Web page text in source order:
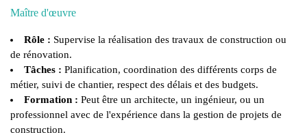
Maître d'œuvre
Rôle : Supervise la réalisation des travaux de construction ou
de rénovation.
Tâches : Planification, coordination des différents corps de
métier, suivi de chantier, respect des délais et des budgets.
Formation : Peut être un architecte, un ingénieur, ou un
professionnel avec de l'expérience dans la gestion de projets de
construction.